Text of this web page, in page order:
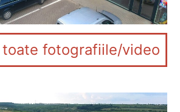
fotografiile/video